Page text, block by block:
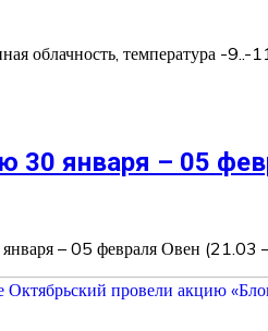
облачность, температура -
30 января – 05
– 05 февраля Овен (21.03